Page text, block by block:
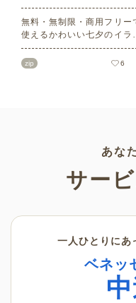
無料・無制限・商用フリー
使えるかわいい七夕のイラス
ト素材をご紹介します。短
の印刷用テンプレート、飾り
zip 6
あな
サー
一人ひとりにあ
ベネッ